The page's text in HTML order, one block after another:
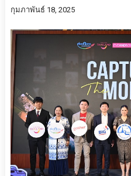
กุมภาพันธ์ 18, 2025